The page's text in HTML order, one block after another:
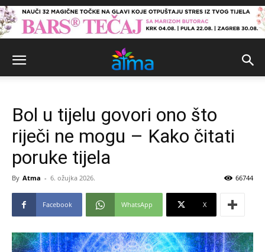
Bol u tijelu govori ono što
riječi ne mogu – Kako čitati
poruke tijela
By Atma - 6. ožujka 2026. 66744
Facebook WhatsApp X